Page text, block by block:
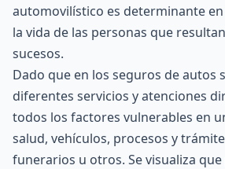
automovilístico es determinante
la vida de las personas que
sucesos.
Dado que en los seguros de autos
diferentes servicios y atenciones
todos los factores vulnerables en
salud, vehículos, procesos y
funerarios u otros. Se visualiza